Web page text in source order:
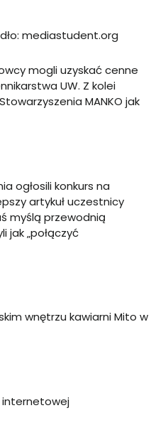
mediastudent.org
mogli uzyskać cenne
UW. Z kolei
MANKO jak
ogłosili konkurs na
artykuł uczestnicy
myślą przewodnią
jak „połączyć
wnętrzu kawiarni Mito w
internetowej